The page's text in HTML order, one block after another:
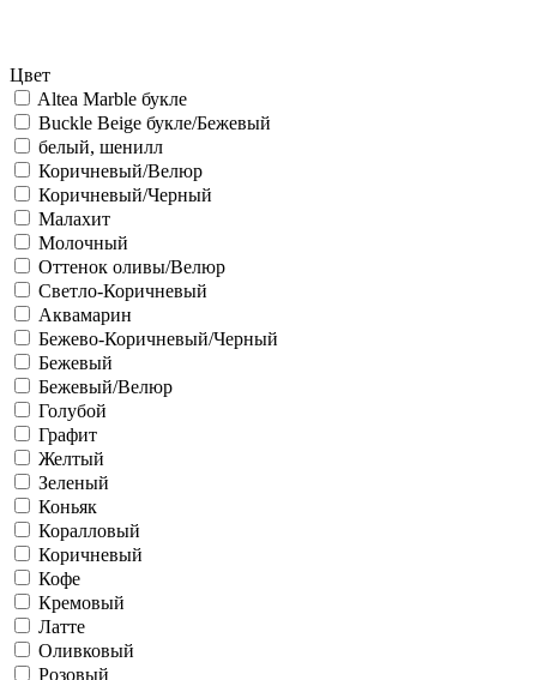
Цвет
Altea Marble букле
Buckle Beige букле/Бежевый
белый, шенилл
Коричневый/Велюр
Коричневый/Черный
Малахит
Молочный
Оттенок оливы/Велюр
Светло-Коричневый
Аквамарин
Бежево-Коричневый/Черный
Бежевый
Бежевый/Велюр
Голубой
Графит
Желтый
Зеленый
Коньяк
Коралловый
Коричневый
Кофе
Кремовый
Латте
Оливковый
Розовый